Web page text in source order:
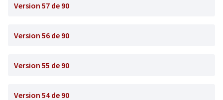
Version 57 de 90
Version 56 de 90
Version 55 de 90
Version 54 de 90